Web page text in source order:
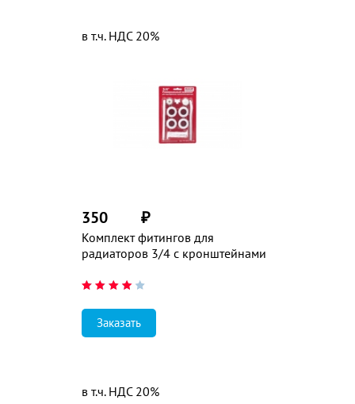
Комплект фитингов для
радиаторов 3/4 с кронштейнами
350 ₽
в т.ч. НДС 20%
Заказать
в т.ч. НДС 20%